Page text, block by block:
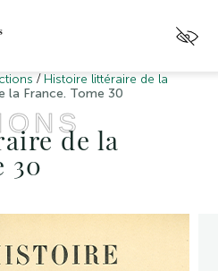
/ Histoire littéraire de la
la France. Tome 30
de la
30